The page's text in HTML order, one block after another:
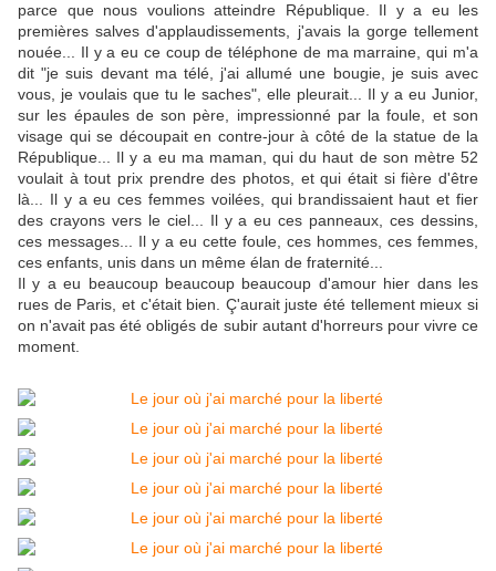
parce que nous voulions atteindre République. Il y a eu les
premières salves d'applaudissements, j'avais la gorge tellement
nouée... Il y a eu ce coup de téléphone de ma marraine, qui m'a
dit "je suis devant ma télé, j'ai allumé une bougie, je suis avec
vous, je voulais que tu le saches", elle pleurait... Il y a eu Junior,
sur les épaules de son père, impressionné par la foule, et son
visage qui se découpait en contre-jour à côté de la statue de la
République... Il y a eu ma maman, qui du haut de son mètre 52
voulait à tout prix prendre des photos, et qui était si fière d'être
là... Il y a eu ces femmes voilées, qui brandissaient haut et fier
des crayons vers le ciel... Il y a eu ces panneaux, ces dessins,
ces messages... Il y a eu cette foule, ces hommes, ces femmes,
ces enfants, unis dans un même élan de fraternité...
Il y a eu beaucoup beaucoup beaucoup d'amour hier dans les
rues de Paris, et c'était bien. Ç'aurait juste été tellement mieux si
on n'avait pas été obligés de subir autant d'horreurs pour vivre ce
moment.